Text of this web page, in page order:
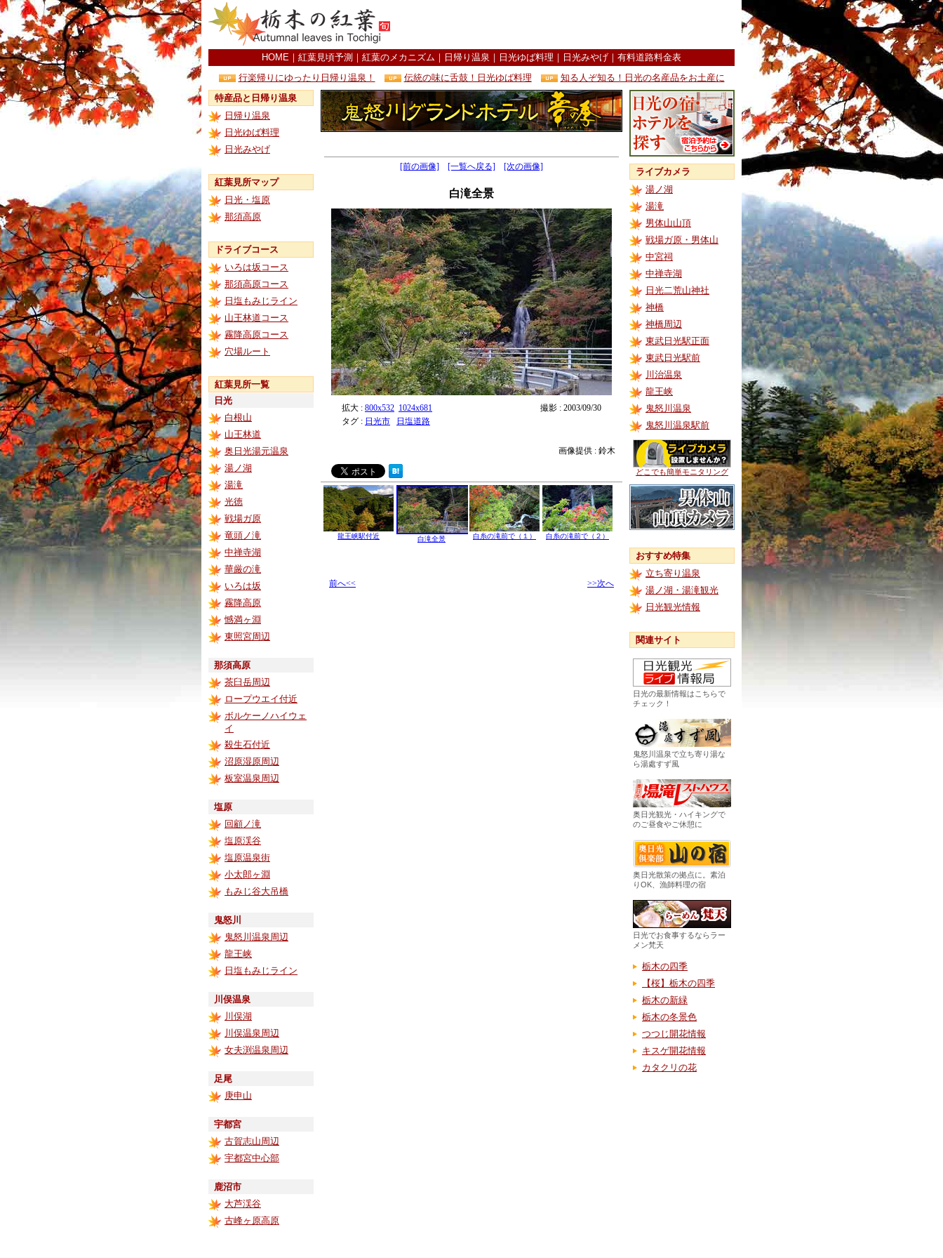
HOME ｜ 紅葉見頃予測 ｜ 紅葉のメカニズム ｜ 日帰り温泉 ｜ 日光ゆば料理 ｜ 日光みやげ ｜ 有料道路料金表
行楽帰りにゆったり日帰り温泉！
伝統の味に舌鼓！日光ゆば料理
知る人ぞ知る！日光の名産品をお土産に
特産品と日帰り温泉
日帰り温泉
日光ゆば料理
日光みやげ
紅葉見所マップ
日光・塩原
那須高原
ドライブコース
いろは坂コース
那須高原コース
日塩もみじライン
山王林道コース
霧降高原コース
穴場ルート
紅葉見所一覧
日光
白根山
山王林道
奥日光湯元温泉
湯ノ湖
湯滝
光徳
戦場ガ原
竜頭ノ滝
中禅寺湖
華厳の滝
いろは坂
霧降高原
憾満ヶ淵
東照宮周辺
那須高原
茶臼岳周辺
ロープウエイ付近
ボルケーノハイウェ
イ
殺生石付近
沼原湿原周辺
板室温泉周辺
塩原
回顧ノ滝
塩原渓谷
塩原温泉街
小太郎ヶ淵
もみじ谷大吊橋
鬼怒川
鬼怒川温泉周辺
龍王峡
日塩もみじライン
川俣温泉
川俣湖
川俣温泉周辺
女夫渕温泉周辺
足尾
庚申山
宇都宮
古賀志山周辺
宇都宮中心部
鹿沼市
大芦渓谷
古峰ヶ原高原
[前の画像] [一覧へ戻る] [次の画像]
白滝全景
拡大 : 800x532 1024x681
撮影 : 2003/09/30
タグ : 日光市 日塩道路
画像提供 : 鈴木
龍王峡駅付近 白滝全景 白糸の滝前で（１） 白糸の滝前で（２）
前へ<< >>次へ
ライブカメラ
湯ノ湖
湯滝
男体山山頂
戦場ガ原・男体山
中宮祠
中禅寺湖
日光二荒山神社
神橋
神橋周辺
東武日光駅正面
東武日光駅前
川治温泉
龍王峡
鬼怒川温泉
鬼怒川温泉駅前
どこでも簡単モニタリング
おすすめ特集
立ち寄り温泉
湯ノ湖・湯滝観光
日光観光情報
関連サイト
日光の最新情報はこちらで
チェック！
鬼怒川温泉で立ち寄り湯な
ら湯處すず風
奥日光観光・ハイキングで
のご昼食やご休憩に
奥日光散策の拠点に。素泊
りOK、漁師料理の宿
日光でお食事するならラー
メン梵天
栃木の四季
【桜】栃木の四季
栃木の新緑
栃木の冬景色
つつじ開花情報
キスゲ開花情報
カタクリの花